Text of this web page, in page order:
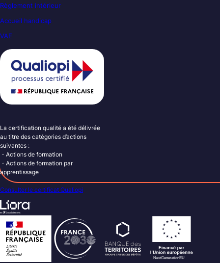
Règlement intérieur
Accueil handicap
VAE
La certification qualité a été délivrée
au titre des catégories d’actions
suivantes :
・Actions de formation
・Actions de formation par
apprentissage
Consulter le certificat Qualiopi